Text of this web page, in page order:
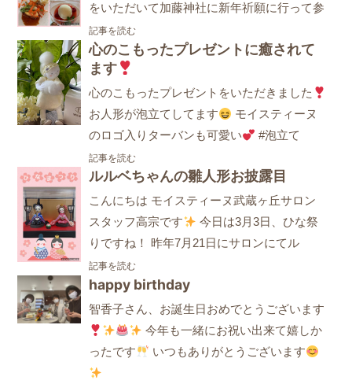
をいただいて加藤神社に新年祈願に行って参
記事を読む
心のこもったプレゼントに癒されて
ます
心のこもったプレゼントをいただきました
お人形が泡立てしてます
モイスティーヌ
のロゴ入りターバンも可愛い
#泡立て
記事を読む
ルルベちゃんの雛人形お披露目
こんにちは モイスティーヌ武蔵ヶ丘サロン
スタッフ高宗です
今日は3月3日、ひな祭
りですね！ 昨年7月21日にサロンにてル
記事を読む
happy birthday
智香子さん、お誕生日おめでとうございます
今年も一緒にお祝い出来て嬉しか
ったです
いつもありがとうございます